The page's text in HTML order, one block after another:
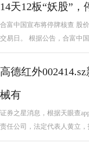
14天12板“妖股”，
合富中国宣布将停牌核查 股
交易日。 根据公告，合富中
高德红外
械有
证券之星消息，根据天眼查
责任公司，法定代表人黄立，